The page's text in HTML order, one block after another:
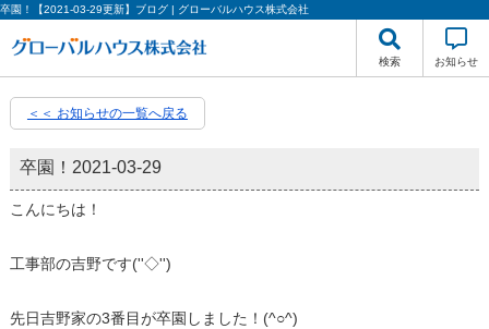
卒園！【2021-03-29更新】ブログ | グローバルハウス株式会社
検索 お知らせ
＜＜ お知らせの一覧へ戻る
卒園！ 2021-03-29
こんにちは！
工事部の吉野です(''◇'')
先日吉野家の3番目が卒園しました！(^○^)